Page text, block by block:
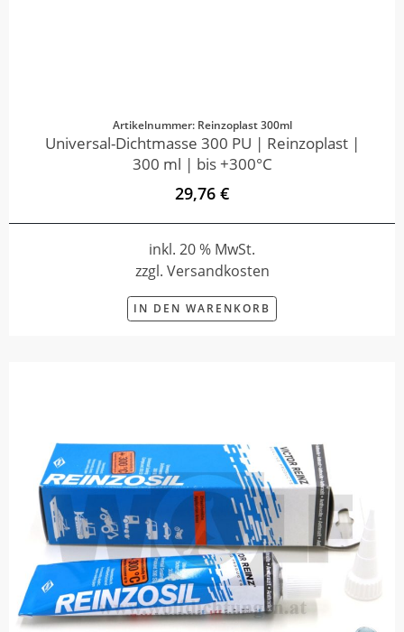
Artikelnummer: Reinzoplast 300ml
Universal-Dichtmasse 300 PU | Reinzoplast |
300 ml | bis +300°C
29,76 €
inkl. 20 % MwSt.
zzgl. Versandkosten
IN DEN WARENKORB